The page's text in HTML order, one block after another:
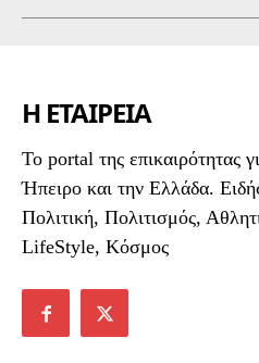
Η ΕΤΑΙΡΕΙΑ
To portal της επικαιρότητας
Ήπειρο και την Ελλάδα.
Πολιτική, Πολιτισμός,
LifeStyle, Κόσμος